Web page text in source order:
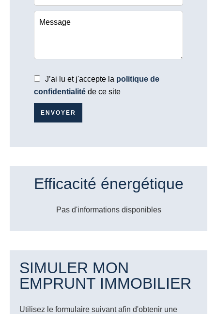
J’ai lu et j'accepte la politique de
confidentialité de ce site
ENVOYER
Efficacité énergétique
Pas d'informations disponibles
SIMULER MON
EMPRUNT IMMOBILIER
Utilisez le formulaire suivant afin d'obtenir une